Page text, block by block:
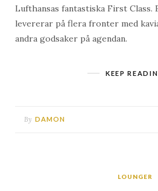
Lufthansas fantastiska First Class.
levererar på flera fronter med
andra godsaker på agendan.
KEEP
By DAMON
LOUNGER